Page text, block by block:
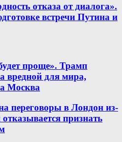
отказа от диалога».
встречи Путина и
проще». Трамп
вредной для мира,
Москва
переговоры в Лондон из-
отказывается признать